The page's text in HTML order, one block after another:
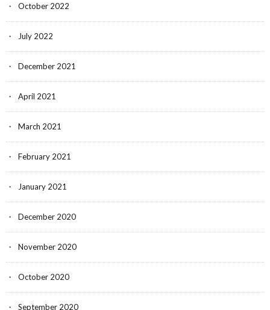
October 2022
July 2022
December 2021
April 2021
March 2021
February 2021
January 2021
December 2020
November 2020
October 2020
September 2020